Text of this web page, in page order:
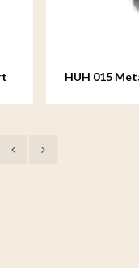
HUH 015